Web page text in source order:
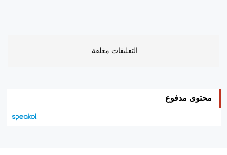
التعليقات مغلقة.
محتوى مدفوع